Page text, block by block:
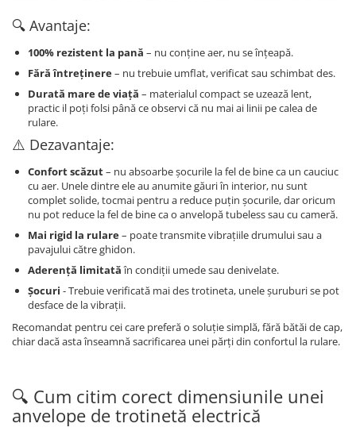
🔍 Avantaje:
100% rezistent la pană – nu conține aer, nu se înțeapă.
Fără întreținere– nu trebuie umflat, verificat sau schimbat des.
Durată mare de viață – materialul compact se uzează lent,
practic il poți folsi până ce observi că nu mai ai linii pe calea de
rulare.
⚠️ Dezavantaje:
Confort scăzut– nu absoarbe șocurile la fel de bine ca un cauciuc
cu aer. Unele dintre ele au anumite găuri în interior, nu sunt
complet solide, tocmai pentru a reduce puțin șocurile, dar oricum
nu pot reduce la fel de bine ca o anvelopă tubeless sau cu cameră.
Mai rigid la rulare– poate transmite vibrațiile drumului sau a
pavajului către ghidon.
Aderență limitatăîn condiții umede sau denivelate.
Șocuri - Trebuie verificată mai des trotineta, unele șuruburi se pot
desface de la vibrații.
Recomandat pentru cei care preferă o soluție simplă, fără bătăi de cap,
chiar dacă asta înseamnă sacrificarea unei părți din confortul la rulare.
🔍 Cum citim corect dimensiunile unei
anvelope de trotinetă electrică